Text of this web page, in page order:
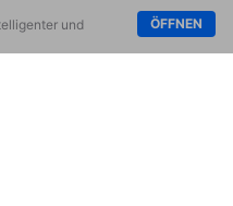
und
ÖFFNEN